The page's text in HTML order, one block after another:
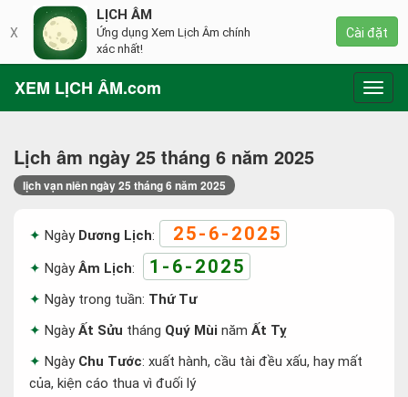
XEM LỊCH ÂM.com
Lịch âm ngày 25 tháng 6 năm 2025
lịch vạn niên ngày 25 tháng 6 năm 2025
Ngày Dương Lịch: 25-6-2025
NgàyÂm Lịch: 1-6-2025
Ngày trong tuần: Thứ Tư
NgàyẤt Sửu tháng Quý Mùi năm Ất Tỵ
Ngày Chu Tước: xuất hành, cầu tài đều xấu, hay mất
của, kiện cáo thua vì đuối lý
X
LỊCH ÂM
Ứng dụng Xem Lịch Âm chính
xác nhất!
Cài đặt